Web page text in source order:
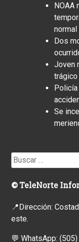
NOAA
Dos
Joven
Policía
Se
Buscar:
© TeleNorte
📍Dirección:
este.
💬 WhatsApp: